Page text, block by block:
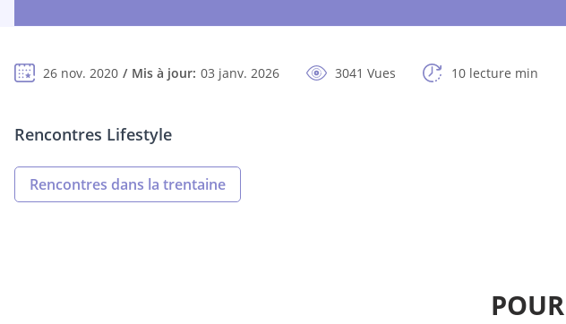
26 nov. 2020 Mis à jour: 03 janv. 2026 3041 Vues 10 lecture min
Rencontres Lifestyle
Rencontres dans la trentaine